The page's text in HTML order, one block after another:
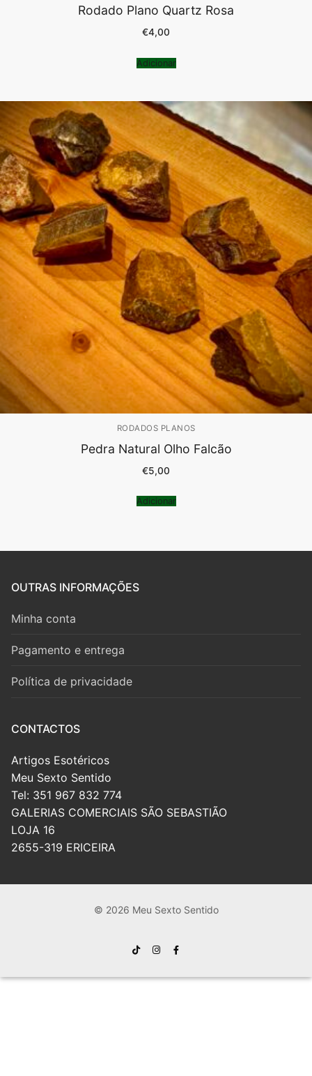
Rodado Plano Quartz Rosa
€4,00
Adicionar
RODADOS PLANOS
Pedra Natural Olho Falcão
€5,00
Adicionar
OUTRAS INFORMAÇÕES
Minha conta
Pagamento e entrega
Política de privacidade
CONTACTOS
Artigos Esotéricos
Meu Sexto Sentido
Tel: 351 967 832 774
GALERIAS COMERCIAIS SÃO SEBASTIÃO
LOJA 16
2655-319 ERICEIRA
© 2026 Meu Sexto Sentido